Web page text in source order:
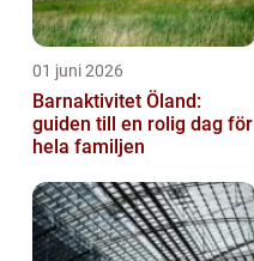
01 juni 2026
Barnaktivitet Öland:
guiden till en rolig dag för
hela familjen